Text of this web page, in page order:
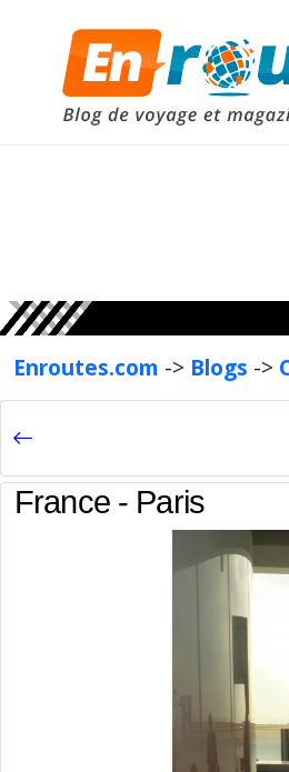
Enroutes.com -> Blogs ->
France - Paris